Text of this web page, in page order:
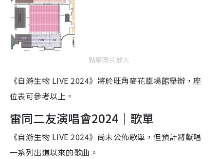
點擊圖片放大
《自游生物 LIVE 2024》將於旺角麥花臣場館舉辦，座
位表可參考以上。
雷同二友演唱會2024｜歌單
《自游生物 LIVE 2024》尚未公佈歌單，但預計將獻唱
一系列出道以來的歌曲。